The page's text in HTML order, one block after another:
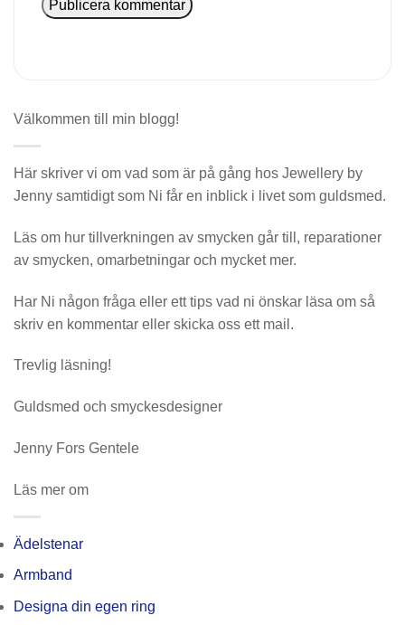
Välkommen till min blogg!
Här skriver vi om vad som är på gång hos Jewellery by
Jenny samtidigt som Ni får en inblick i livet som guldsmed.
Läs om hur tillverkningen av smycken går till, reparationer
av smycken, omarbetningar och mycket mer.
Har Ni någon fråga eller ett tips vad ni önskar läsa om så
skriv en kommentar eller skicka oss ett mail.
Trevlig läsning!
Guldsmed och smyckesdesigner
Jenny Fors Gentele
Läs mer om
Ädelstenar
Armband
Designa din egen ring